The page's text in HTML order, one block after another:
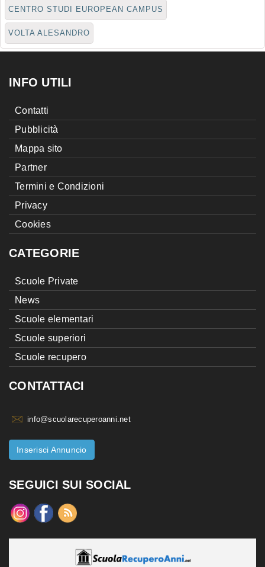
CENTRO STUDI EUROPEAN CAMPUS
VOLTA ALESANDRO
INFO UTILI
Contatti
Pubblicità
Mappa sito
Partner
Termini e Condizioni
Privacy
Cookies
CATEGORIE
Scuole Private
News
Scuole elementari
Scuole superiori
Scuole recupero
CONTATTACI
info@scuolarecuperoanni.net
Inserisci Annuncio
SEGUICI SUI SOCIAL